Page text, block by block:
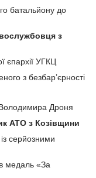
батальйону до
з
єпархії УГКЦ
з безбар’єрності
Володимира Дроня
АТО з Козівщини
серйозними
медаль «За